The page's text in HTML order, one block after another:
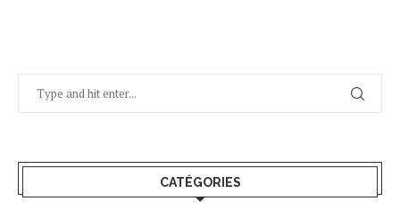
CATÉGORIES